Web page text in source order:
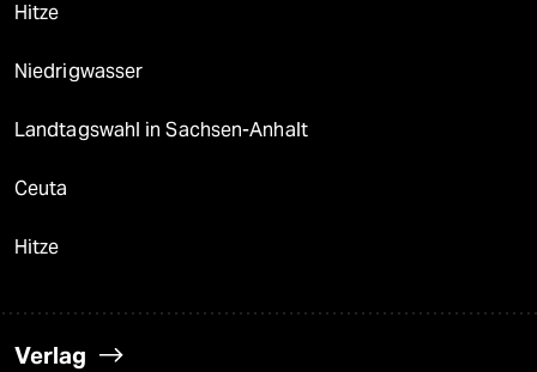
Hitze
Niedrigwasser
Landtagswahl in Sachsen-Anhalt
Ceuta
Hitze
Verlag